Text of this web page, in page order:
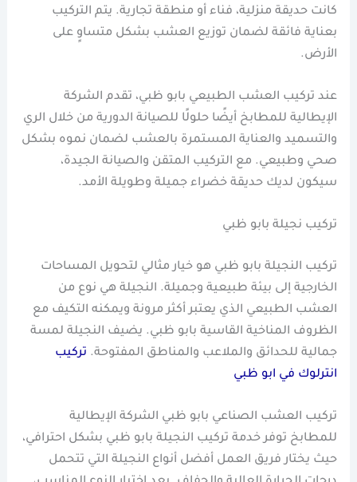
كانت حديقة منزلية، فناء أو منطقة تجارية. يتم التركيب
بعناية فائقة لضمان توزيع العشب بشكل متساوٍ على
الأرض.
عند تركيب العشب الطبيعي بابو ظبي، تقدم الشركة
الإيطالية للمطابخ أيضًا حلولًا للصيانة الدورية من خلال الري
والتسميد والعناية المستمرة بالعشب لضمان نموه بشكل
صحي وطبيعي. مع التركيب المتقن والصيانة الجيدة،
سيكون لديك حديقة خضراء جميلة وطويلة الأمد.
تركيب نجيلة بابو ظبي
تركيب النجيلة بابو ظبي هو خيار مثالي لتحويل المساحات
الخارجية إلى بيئة طبيعية وجميلة. النجيلة هي نوع من
العشب الطبيعي الذي يعتبر أكثر مرونة ويمكنه التكيف مع
الظروف المناخية القاسية بابو ظبي. يضيف النجيلة لمسة
جمالية للحدائق والملاعب والمناطق المفتوحة. تركيب
انترلوك في ابو ظبي
تركيب العشب الصناعي بابو ظبي الشركة الإيطالية
للمطابخ توفر خدمة تركيب النجيلة بابو ظبي بشكل احترافي،
حيث يختار فريق العمل أفضل أنواع النجيلة التي تتحمل